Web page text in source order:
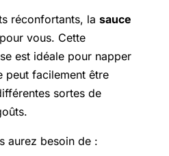
réconfortants, la sauce
vous. Cette
est idéale pour napper
peut facilement être
sortes de
aurez besoin de :